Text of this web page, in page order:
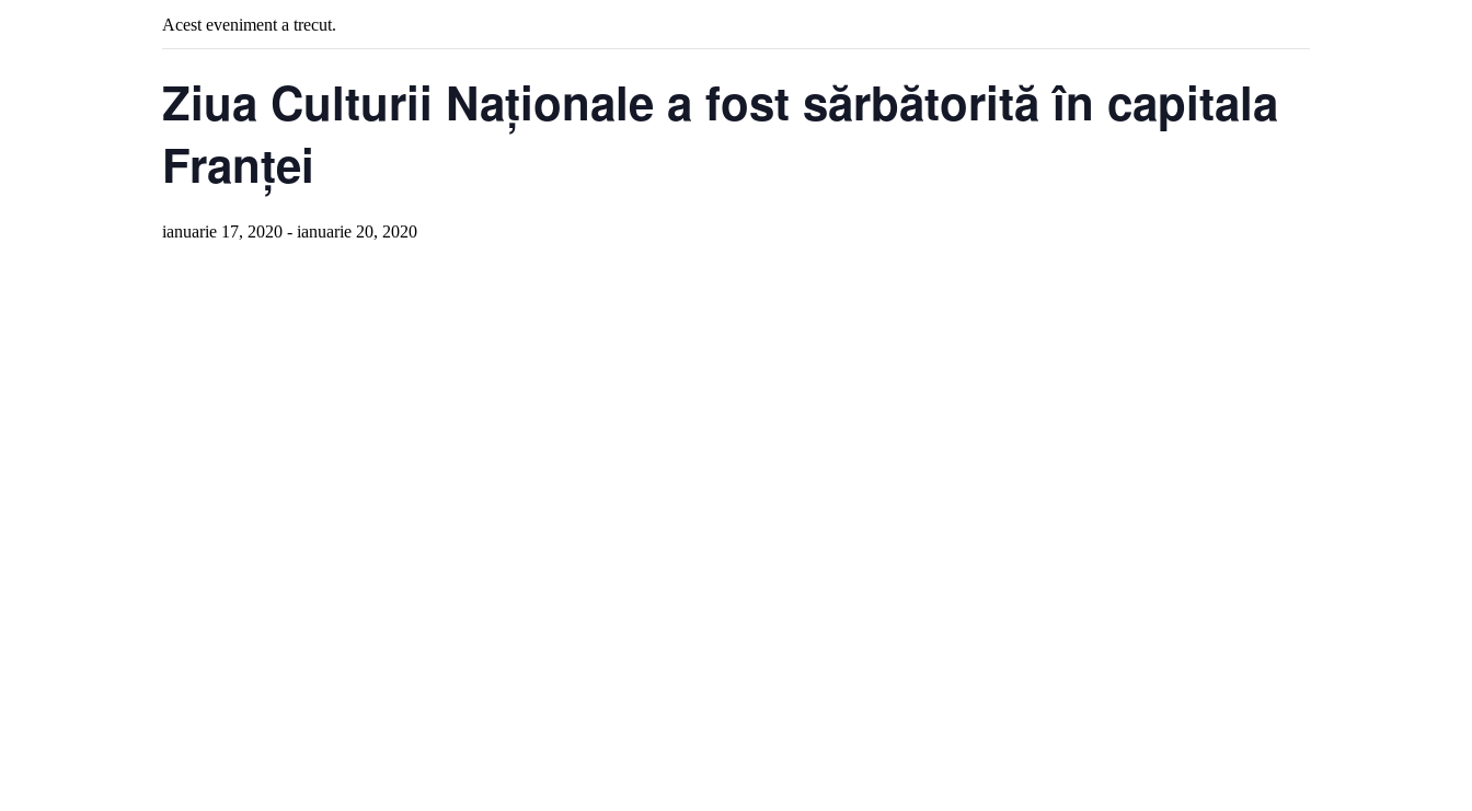
Acest eveniment a trecut.
Ziua Culturii Naționale a fost sărbătorită în capitala
Franței
ianuarie 17, 2020 - ianuarie 20, 2020